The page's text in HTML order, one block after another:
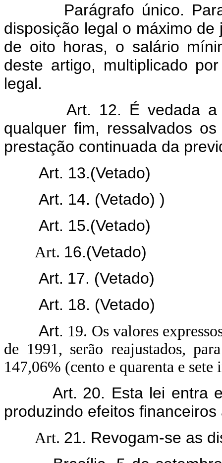
Parágrafo único. Para
disposição legal o máximo
de oito horas, o salário
deste artigo, multiplicado
legal.
Art. 12. É vedada a
qualquer fim, ressalvados
prestação continuada da
Art. 13.(Vetado)
Art. 14. (Vetado) )
Art. 15.(Vetado)
Art. 16.(Vetado)
Art. 17. (Vetado)
Art. 18. (Vetado)
Art. 19. Os valores
de 1991, serão reajustados,
147,06% (cento e quarenta e
Art. 20. Esta lei entra
produzindo efeitos
Art. 21. Revogam-se as